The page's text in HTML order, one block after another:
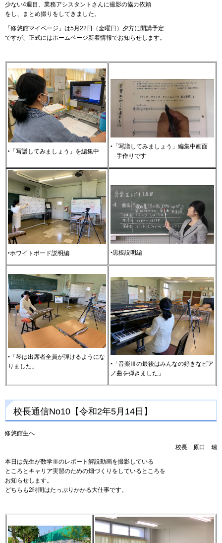
少ない4週目、業務アシスタントさんに撮影の協力依頼
をし、まとめ撮りをしてきました。
「修悠館マイページ」は5月22日（金曜日）夕方に開講予定
ですが、正式にはホームページ新着情報でお知らせします。
‣「写譜してみましょう」を編集中
‣「写譜してみましょう」編集中画面
手作りです
‣ホワイトボード説明編 ‣黒板説明編
‣「琴は出席者全員が弾けるようにな
りました」
‣「音楽Ⅲの最後はみんなの好きなピア
ノ曲を弾きました」
校長通信No10【令和2年5月14日】
修悠館生へ
校長 原口 瑞
本日は先生が数学Ⅲのレポート解説動画を撮影している
ところとキャリア実習のための畑づくりをしているところを
お知らせします。
どちらも2時間はたっぷりかかる大仕事です。